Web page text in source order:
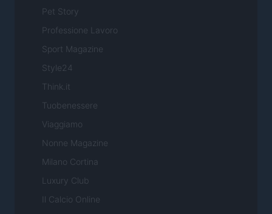
Pet Story
Professione Lavoro
Sport Magazine
Style24
Think.it
Tuobenessere
Viaggiamo
Nonne Magazine
Milano Cortina
Luxury Club
Il Calcio Online